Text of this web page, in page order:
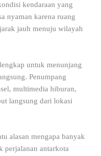
kendaraan yang
nyaman karena ruang
jauh menuju wilayah
untuk menunjang
Penumpang
multimedia hiburan,
langsung dari lokasi
alasan mengapa banyak
perjalanan antarkota